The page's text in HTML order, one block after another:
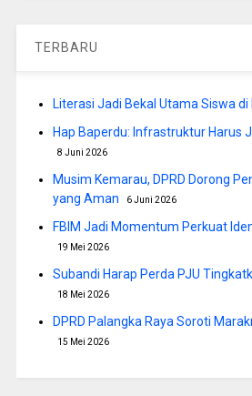
TERBARU
Literasi Jadi Bekal Utama Siswa di
Hap Baperdu: Infrastruktur Harus
8 Juni 2026
Musim Kemarau, DPRD Dorong
yang Aman
6 Juni 2026
FBIM Jadi Momentum Perkuat
19 Mei 2026
Subandi Harap Perda PJU
18 Mei 2026
DPRD Palangka Raya Soroti
15 Mei 2026